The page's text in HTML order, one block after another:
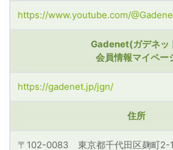
https://www.youtube.com/
Gadenet(ガデネッ
会員情報マイペー
https://gadenet.jp/jgn/
住所
〒102-0083 東京都千代田区麹町2-